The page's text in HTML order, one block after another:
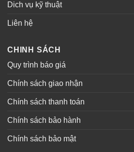
Dich vụ kỹ thuật
Liên hệ
CHINH SÁCH
Quy trình báo giá
Chính sách giao nhận
Chính sách thanh toán
Chính sách bảo hành
Chính sách bảo mật